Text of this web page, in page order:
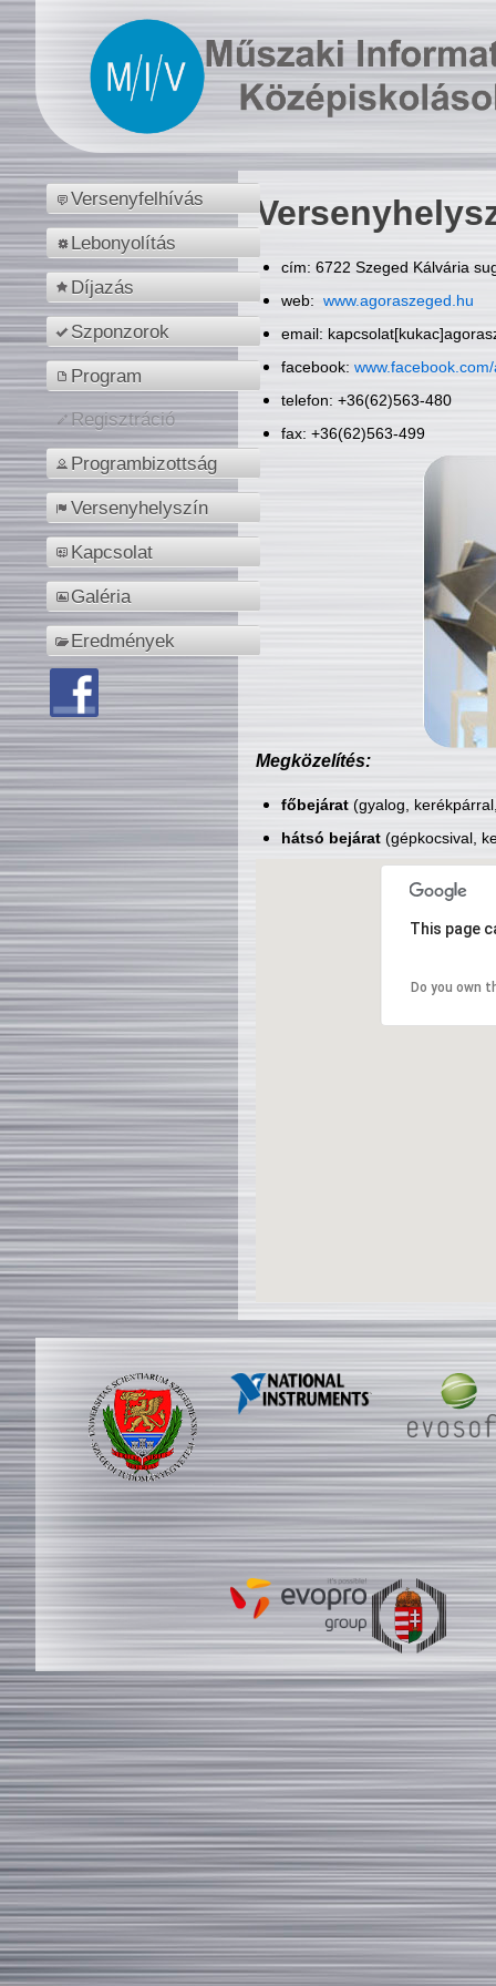
Versenyfelhívás
Lebonyolítás
Díjazás
Szponzorok
Program
Regisztráció
Programbizottság
Versenyhelyszín
Kapcsolat
Galéria
Eredmények
cím: 6722 Szeged Kálvária
web: www.agoraszeged.hu
email:
facebook:
telefon: +36(62)563-480
fax: +36(62)563-499
Megközelítés:
főbejárat(gyalog,
hátsó bejárat(gépkocsival,
This page
Do you own